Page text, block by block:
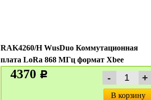
RAK4260/H WusDuo Коммутационная
плата LoRa 868 МГц формат Xbee
4370 c
В корзину